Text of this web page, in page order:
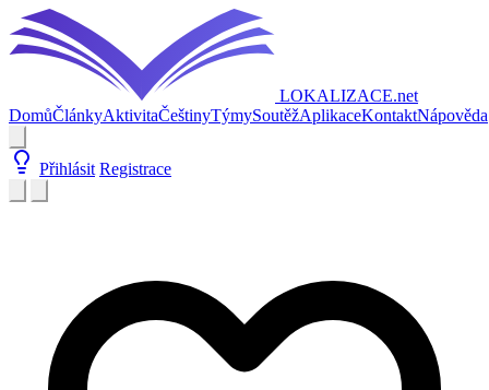
LOKALIZACE.net
DomůČlánkyAktivitaČeštinyTýmySoutěžAplikaceKontaktNápověda
Přihlásit Registrace